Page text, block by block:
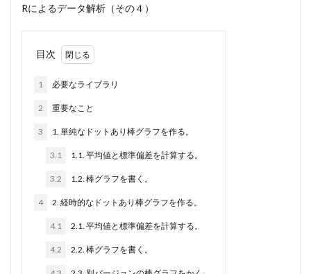
Rによるデータ解析（その４）
目次
1 必要なライブラリ
2 重要なこと
3 1. 単純なドットあり棒グラフを作る。
3.1 1.1. 平均値と標準偏差を計算する。
3.2 1.2. 棒グラフを書く。
4 2. 経時的なドットあり棒グラフを作る。
4.1 2.1. 平均値と標準偏差を計算する。
4.2 2.2. 棒グラフを書く。